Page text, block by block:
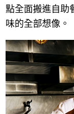
點全面搬進自助
味的全部想像。